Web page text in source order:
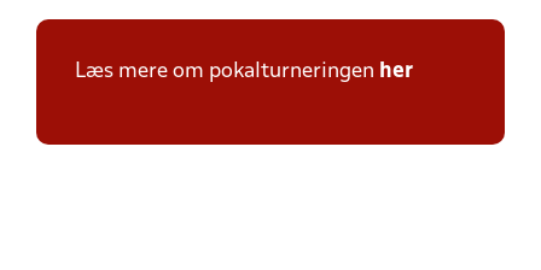
Læs mere om pokalturneringen her